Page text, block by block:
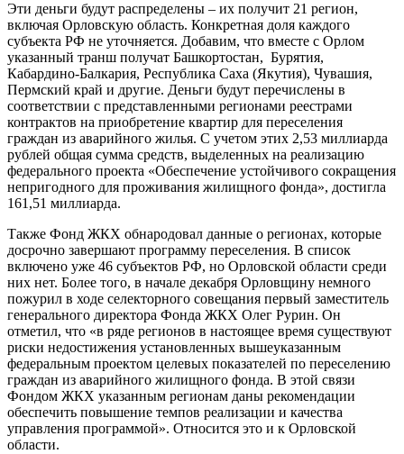
Эти деньги будут распределены – их получит 21 регион,
включая Орловскую область. Конкретная доля каждого
субъекта РФ не уточняется. Добавим, что вместе с Орлом
указанный транш получат Башкортостан, Бурятия,
Кабардино-Балкария, Республика Саха (Якутия), Чувашия,
Пермский край и другие. Деньги будут перечислены в
соответствии с представленными регионами реестрами
контрактов на приобретение квартир для переселения
граждан из аварийного жилья. С учетом этих 2,53 миллиарда
рублей общая сумма средств, выделенных на реализацию
федерального проекта «Обеспечение устойчивого сокращения
непригодного для проживания жилищного фонда», достигла
161,51 миллиарда.
Также Фонд ЖКХ обнародовал данные о регионах, которые
досрочно завершают программу переселения. В список
включено уже 46 субъектов РФ, но Орловской области среди
них нет. Более того, в начале декабря Орловщину немного
пожурил в ходе селекторного совещания первый заместитель
генерального директора Фонда ЖКХ Олег Рурин. Он
отметил, что «в ряде регионов в настоящее время существуют
риски недостижения установленных вышеуказанным
федеральным проектом целевых показателей по переселению
граждан из аварийного жилищного фонда. В этой связи
Фондом ЖКХ указанным регионам даны рекомендации
обеспечить повышение темпов реализации и качества
управления программой». Относится это и к Орловской
области.